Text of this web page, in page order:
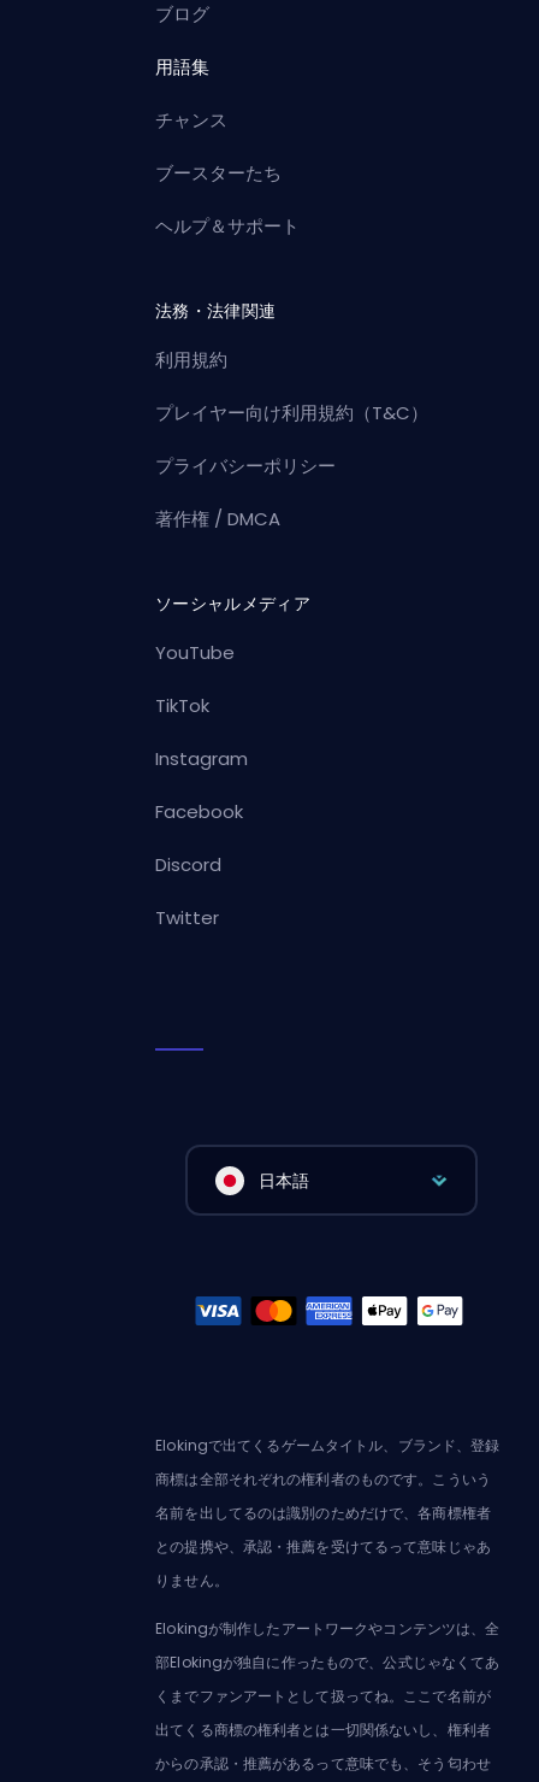
ブログ
用語集
チャンス
ブースターたち
ヘルプ＆サポート
法務・法律関連
利用規約
プレイヤー向け利用規約（T&C）
プライバシーポリシー
著作権 / DMCA
ソーシャルメディア
YouTube
TikTok
Instagram
Facebook
Discord
Twitter
日本語
Elokingで出てくるゲームタイトル、ブランド、登録
商標は全部それぞれの権利者のものです。こういう
名前を出してるのは識別のためだけで、各商標権者
との提携や、承認・推薦を受けてるって意味じゃあ
りません。
Elokingが制作したアートワークやコンテンツは、全
部Elokingが独自に作ったもので、公式じゃなくてあ
くまでファンアートとして扱ってね。ここで名前が
出てくる商標の権利者とは一切関係ないし、権利者
からの承認・推薦があるって意味でも、そう匂わせ